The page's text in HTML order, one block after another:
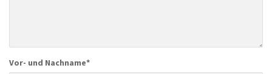
Vor- und Nachname*